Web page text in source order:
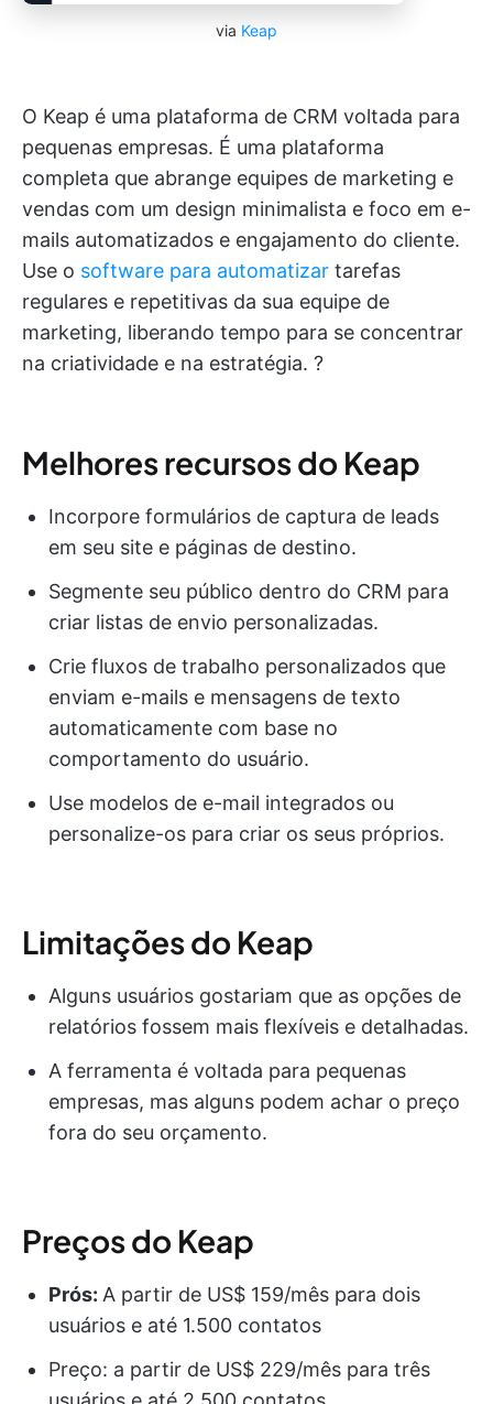
via Keap
O Keap é uma plataforma de CRM voltada para
pequenas empresas. É uma plataforma
completa que abrange equipes de marketing e
vendas com um design minimalista e foco em e-
mails automatizados e engajamento do cliente.
Use o software para automatizar tarefas
regulares e repetitivas da sua equipe de
marketing, liberando tempo para se concentrar
na criatividade e na estratégia. ?
Melhores recursos do Keap
Incorpore formulários de captura de leads
em seu site e páginas de destino.
Segmente seu público dentro do CRM para
criar listas de envio personalizadas.
Crie fluxos de trabalho personalizados que
enviam e-mails e mensagens de texto
automaticamente com base no
comportamento do usuário.
Use modelos de e-mail integrados ou
personalize-os para criar os seus próprios.
Limitações do Keap
Alguns usuários gostariam que as opções de
relatórios fossem mais flexíveis e detalhadas.
A ferramenta é voltada para pequenas
empresas, mas alguns podem achar o preço
fora do seu orçamento.
Preços do Keap
Prós: A partir de US$ 159/mês para dois
usuários e até 1.500 contatos
Preço: a partir de US$ 229/mês para três